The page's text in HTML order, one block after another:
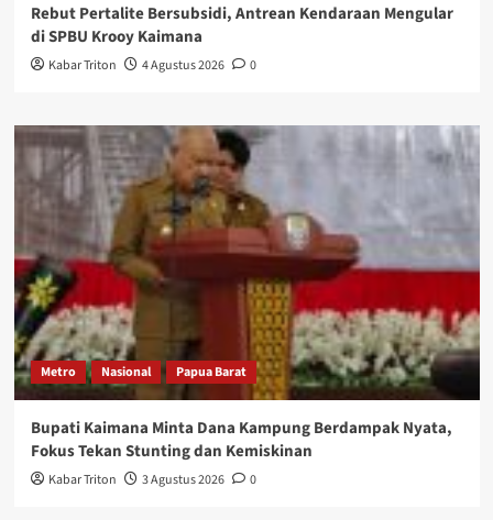
Rebut Pertalite Bersubsidi, Antrean Kendaraan Mengular
di SPBU Krooy Kaimana
Kabar Triton 4 Agustus 2026 0
Metro Nasional Papua Barat
Bupati Kaimana Minta Dana Kampung Berdampak Nyata,
Fokus Tekan Stunting dan Kemiskinan
Kabar Triton 3 Agustus 2026 0